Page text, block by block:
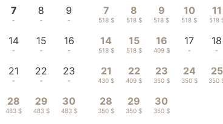
7
-
8
-
9
-
14
-
15
-
16
-
21
-
22
-
23
-
28
483 $
29
483 $
30
483 $
7
518 $
8
518 $
9
518 $
10
518 $
11
518
14
518 $
15
518 $
16
409 $
17
-
18
-
21
430 $
22
409 $
23
350 $
24
350 $
25
350
28
350 $
29
350 $
30
350 $